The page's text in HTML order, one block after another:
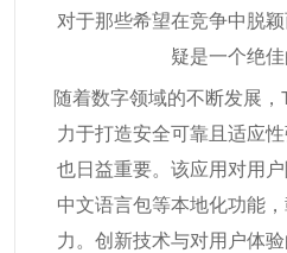
对于那些希望在竞争中脱
疑是一个绝佳
随着数字领域的不断发展
力于打造安全可靠且适应
也日益重要。该应用对用
中文语言包等本地化功能
力。创新技术与对用户体